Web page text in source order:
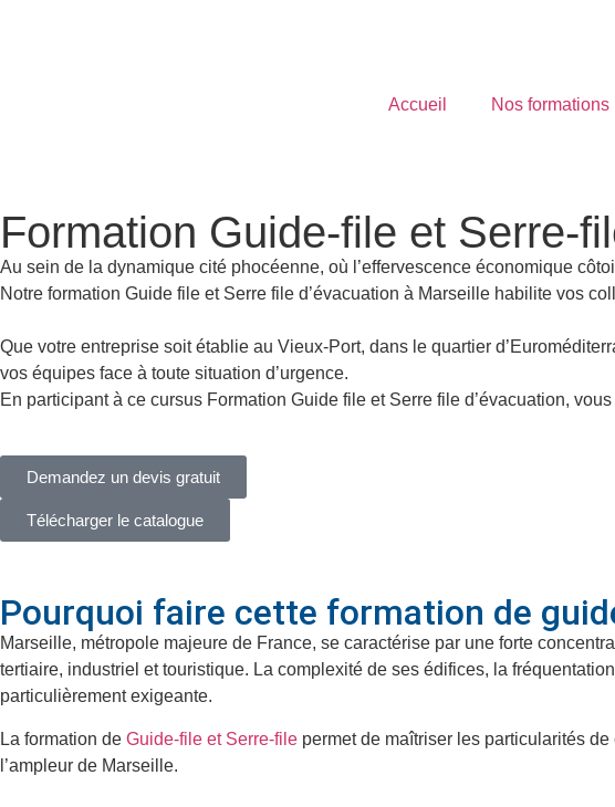
Accueil Nos formations
Formation Guide-file et Serre-
Au sein de la dynamique cité phocéenne, où l’effervescence économique
Notre formation Guide file et Serre file d’évacuation à Marseille habilite vos
Que votre entreprise soit établie au Vieux-Port, dans le quartier
vos équipes face à toute situation d’urgence.
En participant à ce cursus Formation Guide file et Serre file d’évacuation,
Demandez un devis gratuit
Télécharger le catalogue
Pourquoi faire cette formation de
Marseille, métropole majeure de France, se caractérise par une forte
tertiaire, industriel et touristique. La complexité de ses édifices, la
particulièrement exigeante.
La formation de Guide-file et Serre-file permet de maîtriser les particularités
l’ampleur de Marseille.